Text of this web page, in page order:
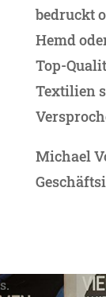
bedruckt
Hemd
Top-
Textilien
Michael
s.